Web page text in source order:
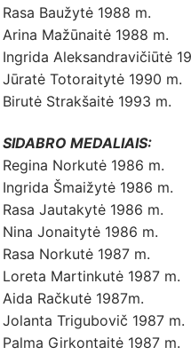
Rasa Baužytė 1988 m.
Arina Mažūnaitė 1988 m.
Ingrida Aleksandravičiūtė
Jūratė Totoraitytė 1990 m.
Birutė Strakšaitė 1993 m.
SIDABRO MEDALIAIS:
Regina Norkutė 1986 m.
Ingrida Šmaižytė 1986 m.
Rasa Jautakytė 1986 m.
Nina Jonaitytė 1986 m.
Rasa Norkutė 1987 m.
Loreta Martinkutė 1987 m.
Aida Račkutė 1987m.
Jolanta Trigubovič 1987 m.
Palma Girkontaitė 1987 m.